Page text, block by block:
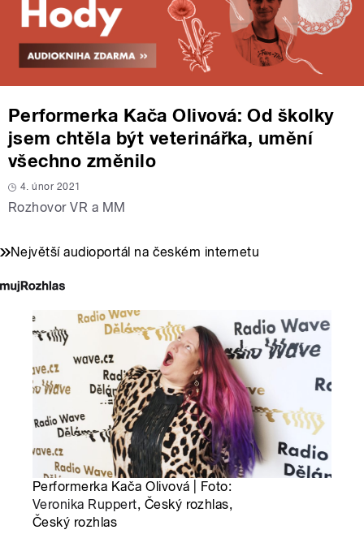
Performerka Kača Olivová: Od školky
jsem chtěla být veterinářka, umění
všechno změnilo
4. únor 2021
Rozhovor VR a MM
Největší audioportál na českém internetu
Performerka Kača Olivová | Foto:
Veronika Ruppert, Český rozhlas,
Český rozhlas